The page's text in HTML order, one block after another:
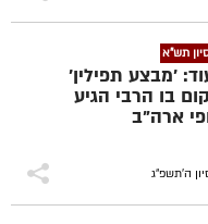
תש"א
'מבצע תפילין'
בו הרבי הגיע
ארה"ב
ה׳תשפ״ג